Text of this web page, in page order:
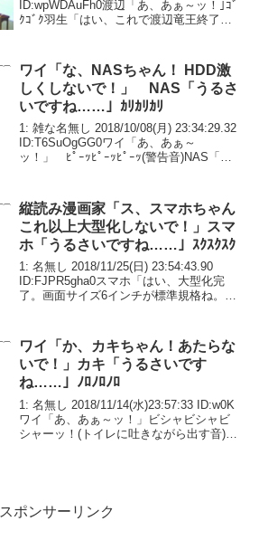
ID:wpWDAuFh0渡辺「あ、あぁ～ッ！｣ｺﾞ
ｸｺﾞｸ羽生「はい、これで渡辺竜王終了。
る永世七冠へ...
ワイ「な、NASちゃん！ HDD激
しくしないで！」 NAS「うるさ
いですね……」ｶﾘｶﾘｶﾘ
1: 雑な名無し 2018/10/08(月) 23:34:29.32
ID:T6SuOgGG0ワイ「あ、あぁ～
ッ！」 ﾋﾟｰｯﾋﾟｰｯﾋﾟｰｯ(警告音)NAS「は
あ、あり...
縦読み漫画家「ス、スマホちゃん
これ以上大型化しないで！」スマ
ホ「うるさいですね……」ｽｸｽｸｽｸ
1: 名無し 2018/11/25(日) 23:54:43.90
ID:FJPR5gha0スマホ「はい、大型化完
了。画面サイズ6インチが標準規格ね。お
年前、スマホが普及し...
ワイ「か、カキちゃん！あたらな
いで！」カキ「うるさいです
ね……」ﾉﾛﾉﾛﾉﾛ
1: 名無し 2018/11/14(水)23:57:33 ID:w0K
ワイ「あ、あぁ～ッ！」ビシャビシャビ
シャーッ！(トイレに吐きながら出す音)カ
スポンサーリンク